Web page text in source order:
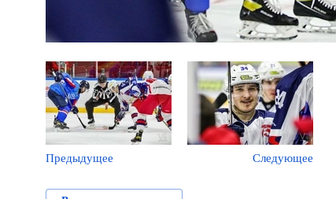
Предыдущее Следующее